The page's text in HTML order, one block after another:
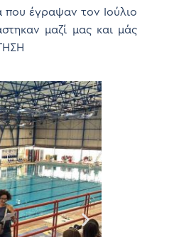
έγραψαν τον Ιούλιο
μαζί μας και μάς